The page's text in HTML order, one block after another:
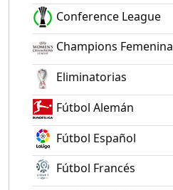
Conference League
Champions Femenina
Eliminatorias
Fútbol Alemán
Fútbol Español
Fútbol Francés